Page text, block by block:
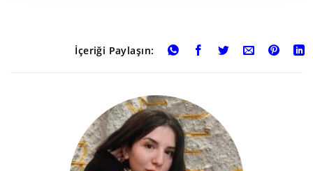
İçeriği Paylaşın: